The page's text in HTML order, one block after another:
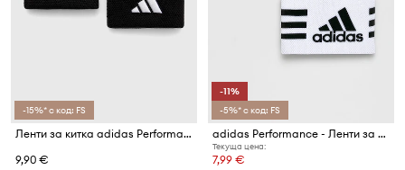
-15%* с код: FS
Ленти за китка adidas Performance (2 броя) 2-pack Tennis
9,90 €
-11%
-5%* с код: FS
adidas Performance - Ленти за фиксиране на футболни кори и чорапи (2 броя)
Текуща цена:
7,99 €